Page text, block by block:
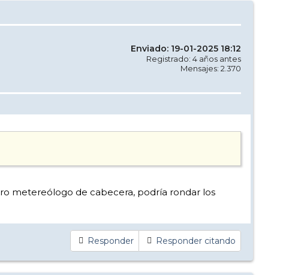
Enviado: 19-01-2025 18:12
Registrado: 4 años antes
Mensajes: 2.370
metereólogo de cabecera, podría rondar los
Responder Responder citando